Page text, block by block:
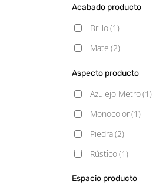
Acabado producto
Brillo(1)
Mate (2)
Aspecto producto
Azulejo Metro(1)
Monocolor(1)
Piedra(2)
Rústico(1)
Espacio producto